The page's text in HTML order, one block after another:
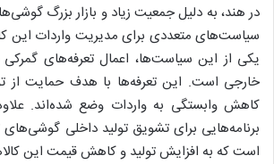
در هند، به دلیل جمعیت زیاد و بازار بزرگ
سیاست‌های متعددی برای مدیریت واردات این
یکی از این سیاست‌ها، اعمال تعرفه‌های
خارجی است. این تعرفه‌ها با هدف حمایت از
کاهش وابستگی به واردات وضع شده‌اند.
برنامه‌هایی برای تشویق تولید داخلی گوشی‌های
است که به افزایش تولید و کاهش قیمت این